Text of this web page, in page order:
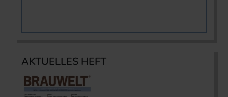
AKTUELLES HEFT